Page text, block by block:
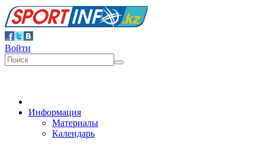
Войти
Информация
Материалы
Календарь